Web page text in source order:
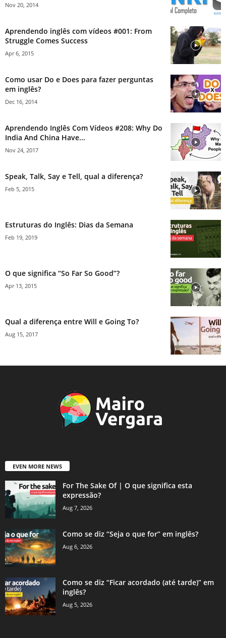
Nov 20, 2014
Aprendendo inglês com vídeos #001: From
Struggle Comes Success
Apr 6, 2015
Como usar Do e Does para fazer perguntas
em inglês?
Dec 16, 2014
Aprendendo Inglês Com Vídeos #208: Why Do
India And China Have...
Nov 24, 2017
Speak, Talk, Say e Tell, qual a diferença?
Feb 5, 2015
Estruturas do Inglês: Dias da Semana
Feb 19, 2019
O que significa “So Far So Good”?
Apr 13, 2015
Qual a diferença entre Will e Going To?
Aug 15, 2017
EVEN MORE NEWS
For The Sake Of | O que significa esta
expressão?
Aug 7, 2026
Como se diz “Seja o que for” em inglês?
Aug 6, 2026
Como se diz “Ficar acordado (até tarde)” em
inglês?
Aug 5, 2026